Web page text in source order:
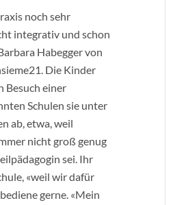
noch sehr
integrativ und schon
Habegger von
Die Kinder
Besuch einer
Schulen sie unter
ab, etwa, weil
nicht groß genug
sei. Ihr
«weil wir dafür
gerne. «Mein